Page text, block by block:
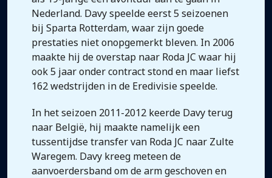
Nederland. Davy speelde eerst 5 seizoenen
bij Sparta Rotterdam, waar zijn goede
prestaties niet onopgemerkt bleven. In 2006
maakte hij de overstap naar Roda JC waar hij
ook 5 jaar onder contract stond en maar liefst
162 wedstrijden in de Eredivisie speelde.
In het seizoen 2011-2012 keerde Davy terug
naar België, hij maakte namelijk een
tussentijdse transfer van Roda JC naar Zulte
Waregem. Davy kreeg meteen de
aanvoerdersband om de arm geschoven en